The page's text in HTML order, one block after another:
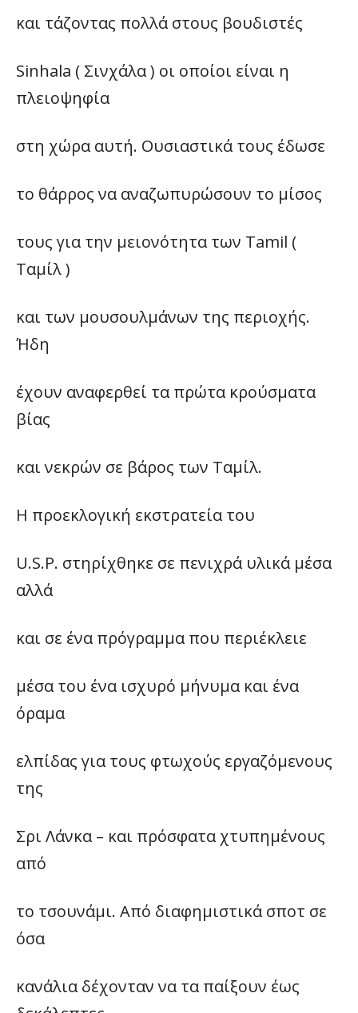
και τάζοντας πολλά στους βουδιστές
Sinhala ( Σινχάλα ) οι οποίοι είναι η
πλειοψηφία
στη χώρα αυτή. Ουσιαστικά τους έδωσε
το θάρρος να αναζωπυρώσουν το μίσος
τους για την μειονότητα των Tamil (
Ταμίλ )
και των μουσουλμάνων της περιοχής.
Ήδη
έχουν αναφερθεί τα πρώτα κρούσματα
βίας
και νεκρών σε βάρος των Ταμίλ.
Η προεκλογική εκστρατεία του
U.S.P. στηρίχθηκε σε πενιχρά υλικά μέσα
αλλά
και σε ένα πρόγραμμα που περιέκλειε
μέσα του ένα ισχυρό μήνυμα και ένα
όραμα
ελπίδας για τους φτωχούς εργαζόμενους
της
Σρι Λάνκα – και πρόσφατα χτυπημένους
από
το τσουνάμι. Από διαφημιστικά σποτ σε
όσα
κανάλια δέχονταν να τα παίξουν έως